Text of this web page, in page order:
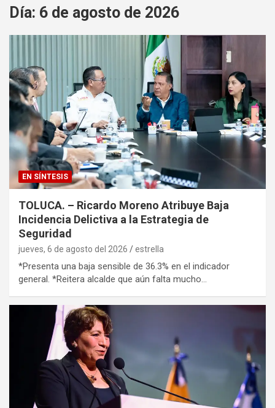
Día: 6 de agosto de 2026
EN SÍNTESIS
TOLUCA. – Ricardo Moreno Atribuye Baja
Incidencia Delictiva a la Estrategia de
Seguridad
jueves, 6 de agosto del 2026 estrella
*Presenta una baja sensible de 36.3% en el indicador
general. *Reitera alcalde que aún falta mucho…